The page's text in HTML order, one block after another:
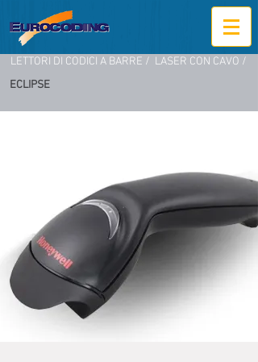
LETTORI DI CODICI A BARRE / LASER CON CAVO /
ECLIPSE